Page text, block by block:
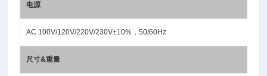
电源
AC 100V/120V/220V/230V±10%，50/60Hz
尺寸&重量